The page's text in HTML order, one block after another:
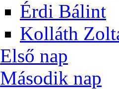
Ér­di Bá­lint
Kol­láth
El­ső nap
Má­so­dik nap